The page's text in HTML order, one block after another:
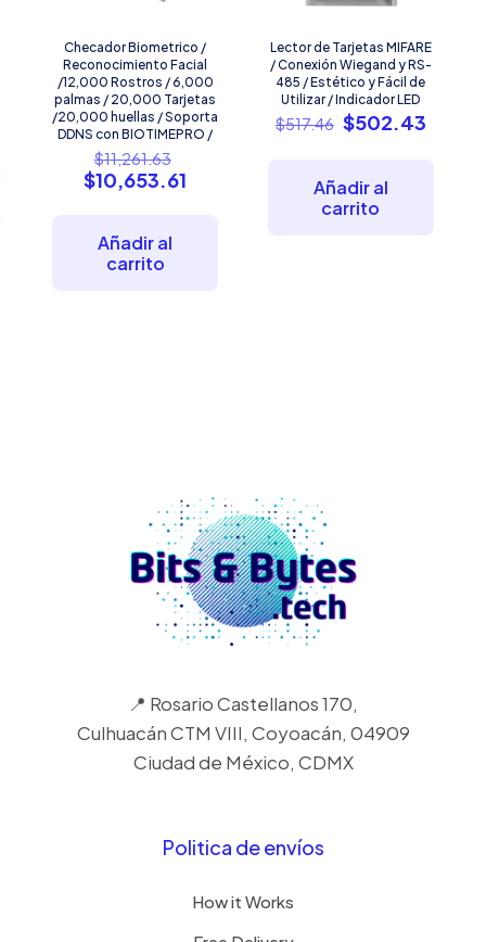
Checador Biometrico /
Reconocimiento Facial
/12,000 Rostros / 6,000
palmas / 20,000 Tarjetas
/20,000 huellas / Soporta
DDNS con BIOTIMEPRO /
$11,261.63
precio
$10,653.61
Añadir al
carrito
Lector de Tarjetas MIFARE
/ Conexión Wiegand y RS-
485 / Estético y Fácil de
Utilizar / Indicador LED
$517.46 El
era:
$517.46.
$502.43El
Añadir al
carrito
📍 Rosario Castellanos 170,
Culhuacán CTM VIII, Coyoacán, 04909
Ciudad de México, CDMX
Politica de envíos
How it Works